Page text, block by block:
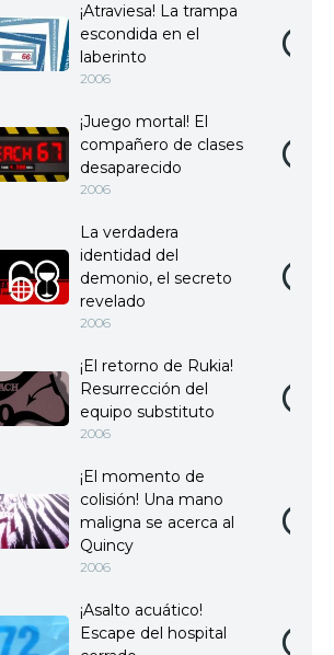
¡Atraviesa! La trampa
escondida en el
laberinto
2006
¡Juego mortal! El
compañero de clases
desaparecido
2006
La verdadera
identidad del
demonio, el secreto
revelado
2006
¡El retorno de Rukia!
Resurrección del
equipo substituto
2006
¡El momento de
colisión! Una mano
maligna se acerca al
Quincy
2006
¡Asalto acuático!
Escape del hospital